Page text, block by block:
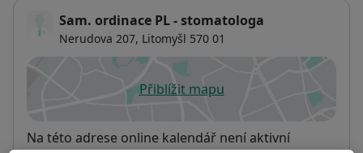
Sam. ordinace PL - stomatologa
Nerudova 207, Litomyšl 570 01
Přiblížit mapuse otevře v nové záložce
Dostupnost
Na této adrese online kalendář není aktivní